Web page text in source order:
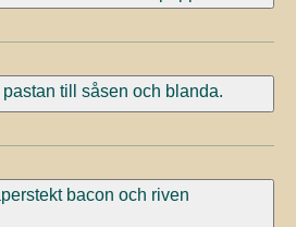
till såsen och blanda.
bacon och riven